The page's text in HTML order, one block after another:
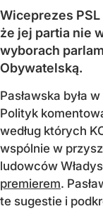
Wiceprezes PSL
że jej partia nie
wyborach
Obywatelską.
Pasławska była
Polityk
według których
wspólnie w
ludowców
premierem.
te sugestie i